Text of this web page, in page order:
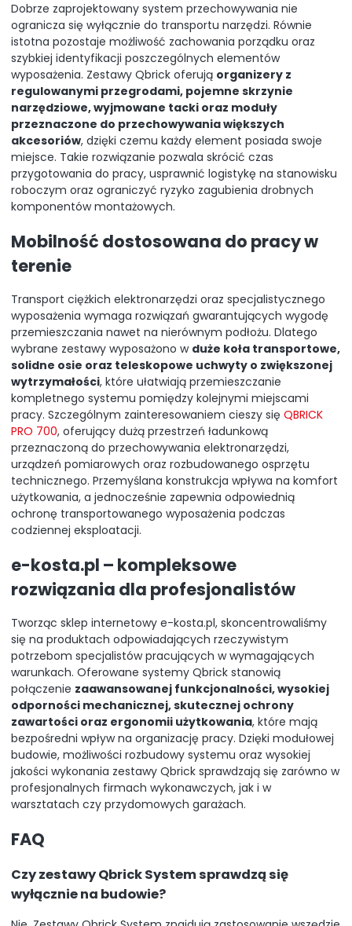
Dobrze zaprojektowany system przechowywania nie
ogranicza się wyłącznie do transportu narzędzi. Równie
istotna pozostaje możliwość zachowania porządku oraz
szybkiej identyfikacji poszczególnych elementów
wyposażenia. Zestawy Qbrick oferują organizery z
regulowanymi przegrodami, pojemne skrzynie
narzędziowe, wyjmowane tacki oraz moduły
przeznaczone do przechowywania większych
akcesoriów, dzięki czemu każdy element posiada swoje
miejsce. Takie rozwiązanie pozwala skrócić czas
przygotowania do pracy, usprawnić logistykę na stanowisku
roboczym oraz ograniczyć ryzyko zagubienia drobnych
komponentów montażowych.
Mobilność dostosowana do pracy w
terenie
Transport ciężkich elektronarzędzi oraz specjalistycznego
wyposażenia wymaga rozwiązań gwarantujących wygodę
przemieszczania nawet na nierównym podłożu. Dlatego
wybrane zestawy wyposażono w duże koła transportowe,
solidne osie oraz teleskopowe uchwyty o zwiększonej
wytrzymałości, które ułatwiają przemieszczanie
kompletnego systemu pomiędzy kolejnymi miejscami
pracy. Szczególnym zainteresowaniem cieszy się QBRICK
PRO 700, oferujący dużą przestrzeń ładunkową
przeznaczoną do przechowywania elektronarzędzi,
urządzeń pomiarowych oraz rozbudowanego osprzętu
technicznego. Przemyślana konstrukcja wpływa na komfort
użytkowania, a jednocześnie zapewnia odpowiednią
ochronę transportowanego wyposażenia podczas
codziennej eksploatacji.
e-kosta.pl – kompleksowe
rozwiązania dla profesjonalistów
Tworząc sklep internetowy e-kosta.pl, skoncentrowaliśmy
się na produktach odpowiadających rzeczywistym
potrzebom specjalistów pracujących w wymagających
warunkach. Oferowane systemy Qbrick stanowią
połączenie zaawansowanej funkcjonalności, wysokiej
odporności mechanicznej, skutecznej ochrony
zawartości oraz ergonomii użytkowania, które mają
bezpośredni wpływ na organizację pracy. Dzięki modułowej
budowie, możliwości rozbudowy systemu oraz wysokiej
jakości wykonania zestawy Qbrick sprawdzają się zarówno w
profesjonalnych firmach wykonawczych, jak i w
warsztatach czy przydomowych garażach.
FAQ
Czy zestawy Qbrick System sprawdzą się
wyłącznie na budowie?